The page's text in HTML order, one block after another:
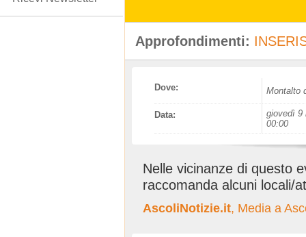
Approfondimenti:
Dove: Montalto
Data:
giovedì 9
00:00
Nelle vicinanze di questo
raccomanda alcuni locali/
AscoliNotizie.it, Media a